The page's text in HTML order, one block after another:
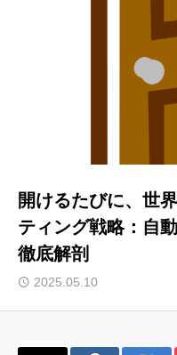
開けるたびに、世
ティング戦略：自
徹底解剖
2025.05.10
イベント・セミナー情報
LINEお友達登録
スポンサー登録
サロン会員登録